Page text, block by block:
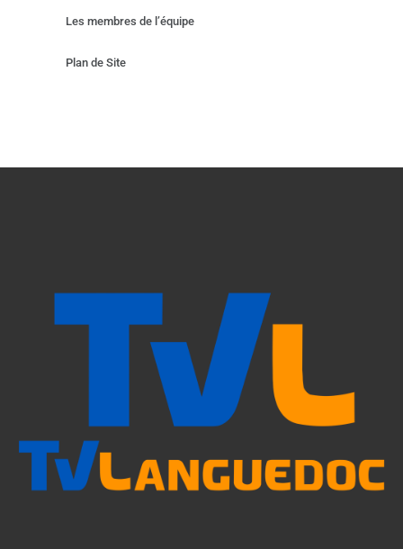
Les membres de l’équipe
Plan de Site